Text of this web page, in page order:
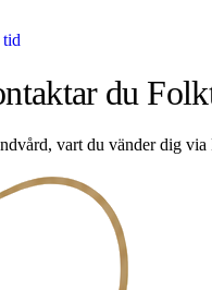
du
vart du vänder dig